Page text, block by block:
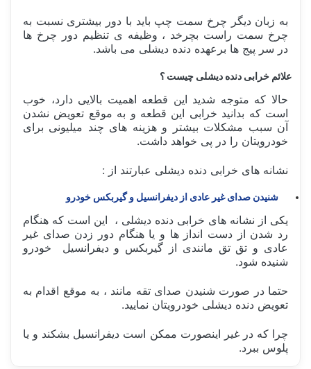
به زبان دیگر چرخ سمت چپ باید با دور بیشتری نسبت به
چرخ سمت راست بچرخد ، وظیفه ی تنظیم دور چرخ ها
در سر پیج ها برعهده دنده دیشلی می باشد.
علائم خرابی دنده دیشلی چیست ؟
حالا که متوجه شدید این قطعه اهمیت بالایی دارد، خوب
است که بدانید خرابی این قطعه و به موقع تعویض نشدن
آن سبب مشکلات بیشتر و هزینه های چند میلیونی برای
خودرویتان را در پی خواهد داشت.
نشانه های خرابی دنده دیشلی عبارتند از :
شنیدن صدای غیر عادی از دیفرانسیل و گیربکس خودرو
یکی از نشانه های خرابی دنده دیشلی ، این است که هنگام
رد شدن از دست انداز ها و یا هنگام دور زدن صدای غیر
عادی و تق تق مانندی از گیربکس و دیفرانسیل خودرو
شنیده شود.
حتما در صورت شنیدن صدای تقه مانند ، به موقع اقدام به
تعویض دنده دیشلی خودرویتان نمایید.
چرا که در غیر اینصورت ممکن است دیفرانسیل بشکند و یا
پلوس ببرد.